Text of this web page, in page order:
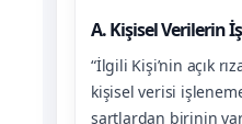
A. Kişisel Verilerin
“İlgili Kişi’nin açık
kişisel verisi
şartlardan birinin